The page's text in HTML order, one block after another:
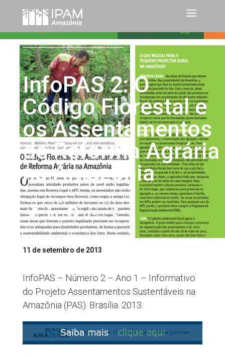
InfoPAS 2: O
Código Florestal e
os Assentamentos
de Reforma Agrária
na Amazônia
Twitter
LinkedIn
Facebook
WhatsApp
Share
11 de setembro de 2013
InfoPAS – Número 2 – Ano 1 – Informativo
do Projeto Assentamentos Sustentáveis na
Amazônia (PAS). Brasília. 2013.